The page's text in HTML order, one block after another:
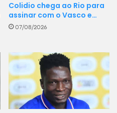
Colidio chega ao Rio para
assinar com o Vasco e…
07/08/2026